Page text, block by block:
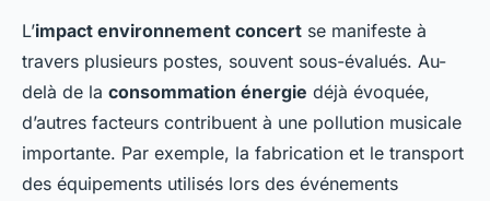
L’impact environnement concert se manifeste à
travers plusieurs postes, souvent sous-évalués. Au-
delà de la consommation énergie déjà évoquée,
d’autres facteurs contribuent à une pollution musicale
importante. Par exemple, la fabrication et le transport
des équipements utilisés lors des événements